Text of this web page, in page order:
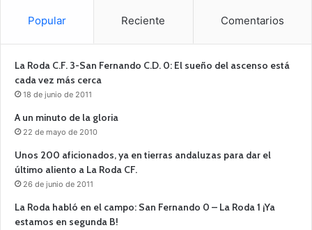
Popular Reciente Comentarios
La Roda C.F. 3-San Fernando C.D. 0: El sueño del ascenso está
cada vez más cerca
18 de junio de 2011
A un minuto de la gloria
22 de mayo de 2010
Unos 200 aficionados, ya en tierras andaluzas para dar el
último aliento a La Roda CF.
26 de junio de 2011
La Roda habló en el campo: San Fernando 0 – La Roda 1 ¡Ya
estamos en segunda B!